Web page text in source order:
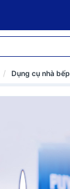
Dụng cụ nhà bếp